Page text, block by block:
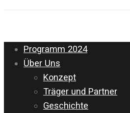
Programm 2024
Über Uns
Konzept
Träger und Partner
Geschichte